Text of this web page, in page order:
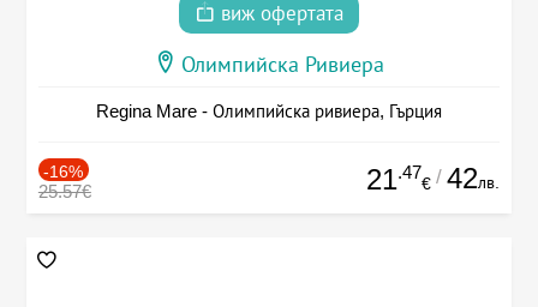
виж офертата
Олимпийска Ривиера
Regina Mare - Олимпийска ривиера, Гърция
-16%
25.57€ 21.47
€ / 42лв.